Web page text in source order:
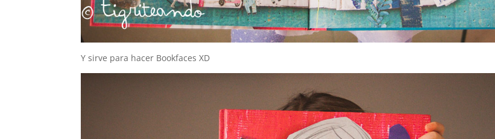
Y sirve para hacer Bookfaces XD